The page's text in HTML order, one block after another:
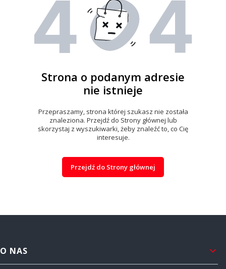
Strona o podanym adresie
nie istnieje
Przepraszamy, strona której szukasz nie została
znaleziona. Przejdź do Strony głównej lub
skorzystaj z wyszukiwarki, żeby znaleźć to, co Cię
interesuje.
Przejdź do Strony głównej
Linki w stopce
O NAS